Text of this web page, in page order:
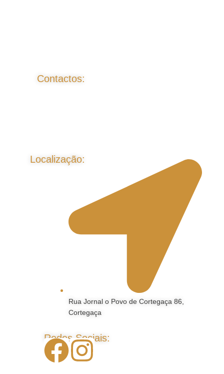
Contactos:
Redes Sociais:
Localização:
Rua Jornal o Povo de Cortegaça 86,
Cortegaça